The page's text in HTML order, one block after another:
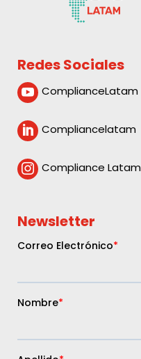
Redes Sociales
 ComplianceLatam
 Compliancelatam
 Compliance Latam
Newsletter